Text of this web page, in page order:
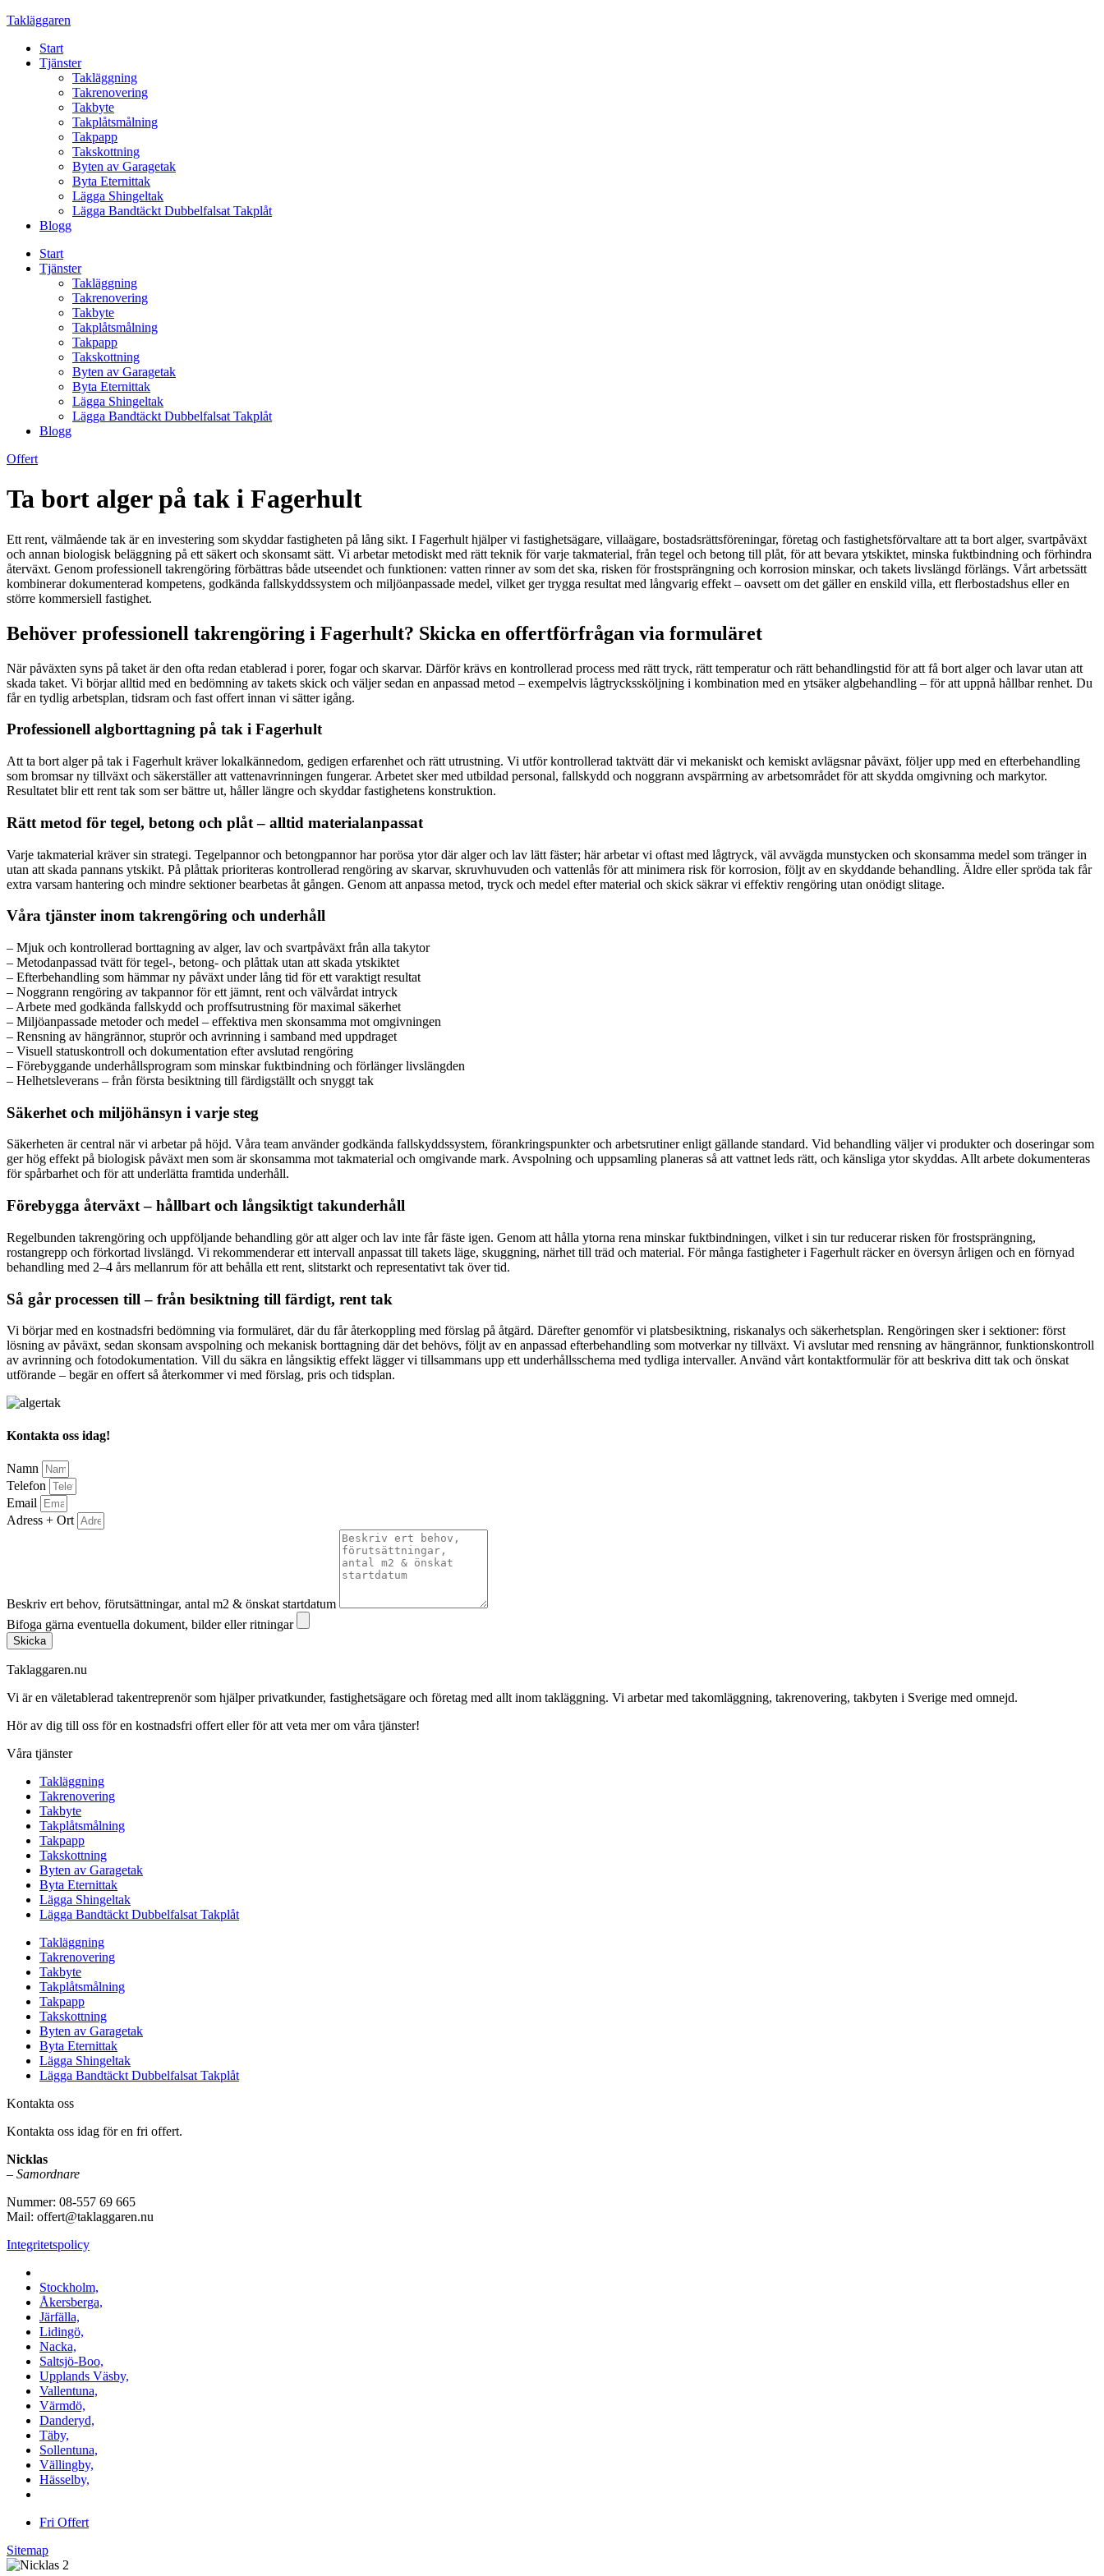
Skip
content
Takläggaren
Start
Tjänster
Takläggning
Takrenovering
Takbyte
Takplåtsmålning
Takpapp
Takskottning
Byten av Garagetak
Byta Eternittak
Lägga Shingeltak
Lägga Bandtäckt Dubbelfalsat Takplåt
Blogg
Start
Tjänster
Takläggning
Takrenovering
Takbyte
Takplåtsmålning
Takpapp
Takskottning
Byten av Garagetak
Byta Eternittak
Lägga Shingeltak
Lägga Bandtäckt Dubbelfalsat Takplåt
Blogg
Offert
Ta bort alger på tak i Fagerhult
Ett rent, välmående tak är en investering som skyddar fastigheten på lång sikt. I Fagerhult hjälper vi fastighetsägare, villaägare, bostadsrättsföreningar, företag och fastighetsförvaltare att ta bort alger, svartpåväxt
och annan biologisk beläggning på ett säkert och skonsamt sätt. Vi arbetar metodiskt med rätt teknik för varje takmaterial, från tegel och betong till plåt, för att bevara ytskiktet, minska fuktbindning och förhindra
återväxt. Genom professionell takrengöring förbättras både utseendet och funktionen: vatten rinner av som det ska, risken för frostsprängning och korrosion minskar, och takets livslängd förlängs. Vårt arbetssätt
kombinerar dokumenterad kompetens, godkända fallskyddssystem och miljöanpassade medel, vilket ger trygga resultat med långvarig effekt – oavsett om det gäller en enskild villa, ett flerbostadshus eller en
större kommersiell fastighet.
Behöver professionell takrengöring i Fagerhult? Skicka en offertförfrågan via formuläret
När påväxten syns på taket är den ofta redan etablerad i porer, fogar och skarvar. Därför krävs en kontrollerad process med rätt tryck, rätt temperatur och rätt behandlingstid för att få bort alger och lavar utan att
skada taket. Vi börjar alltid med en bedömning av takets skick och väljer sedan en anpassad metod – exempelvis lågtryckssköljning i kombination med en ytsäker algbehandling – för att uppnå hållbar renhet. Du
får en tydlig arbetsplan, tidsram och fast offert innan vi sätter igång.
Professionell algborttagning på tak i Fagerhult
Att ta bort alger på tak i Fagerhult kräver lokalkännedom, gedigen erfarenhet och rätt utrustning. Vi utför kontrollerad taktvätt där vi mekaniskt och kemiskt avlägsnar påväxt, följer upp med en efterbehandling
som bromsar ny tillväxt och säkerställer att vattenavrinningen fungerar. Arbetet sker med utbildad personal, fallskydd och noggrann avspärrning av arbetsområdet för att skydda omgivning och markytor.
Resultatet blir ett rent tak som ser bättre ut, håller längre och skyddar fastighetens konstruktion.
Rätt metod för tegel, betong och plåt – alltid materialanpassat
Varje takmaterial kräver sin strategi. Tegelpannor och betongpannor har porösa ytor där alger och lav lätt fäster; här arbetar vi oftast med lågtryck, väl avvägda munstycken och skonsamma medel som tränger in
utan att skada pannans ytskikt. På plåttak prioriteras kontrollerad rengöring av skarvar, skruvhuvuden och vattenlås för att minimera risk för korrosion, följt av en skyddande behandling. Äldre eller spröda tak får
extra varsam hantering och mindre sektioner bearbetas åt gången. Genom att anpassa metod, tryck och medel efter material och skick säkrar vi effektiv rengöring utan onödigt slitage.
Våra tjänster inom takrengöring och underhåll
– Mjuk och kontrollerad borttagning av alger, lav och svartpåväxt från alla takytor
– Metodanpassad tvätt för tegel-, betong- och plåttak utan att skada ytskiktet
– Efterbehandling som hämmar ny påväxt under lång tid för ett varaktigt resultat
– Noggrann rengöring av takpannor för ett jämnt, rent och välvårdat intryck
– Arbete med godkända fallskydd och proffsutrustning för maximal säkerhet
– Miljöanpassade metoder och medel – effektiva men skonsamma mot omgivningen
– Rensning av hängrännor, stuprör och avrinning i samband med uppdraget
– Visuell statuskontroll och dokumentation efter avslutad rengöring
– Förebyggande underhållsprogram som minskar fuktbindning och förlänger livslängden
– Helhetsleverans – från första besiktning till färdigställt och snyggt tak
Säkerhet och miljöhänsyn i varje steg
Säkerheten är central när vi arbetar på höjd. Våra team använder godkända fallskyddssystem, förankringspunkter och arbetsrutiner enligt gällande standard. Vid behandling väljer vi produkter och doseringar som
ger hög effekt på biologisk påväxt men som är skonsamma mot takmaterial och omgivande mark. Avspolning och uppsamling planeras så att vattnet leds rätt, och känsliga ytor skyddas. Allt arbete dokumenteras
för spårbarhet och för att underlätta framtida underhåll.
Förebygga återväxt – hållbart och långsiktigt takunderhåll
Regelbunden takrengöring och uppföljande behandling gör att alger och lav inte får fäste igen. Genom att hålla ytorna rena minskar fuktbindningen, vilket i sin tur reducerar risken för frostsprängning,
rostangrepp och förkortad livslängd. Vi rekommenderar ett intervall anpassat till takets läge, skuggning, närhet till träd och material. För många fastigheter i Fagerhult räcker en översyn årligen och en förnyad
behandling med 2–4 års mellanrum för att behålla ett rent, slitstarkt och representativt tak över tid.
Så går processen till – från besiktning till färdigt, rent tak
Vi börjar med en kostnadsfri bedömning via formuläret, där du får återkoppling med förslag på åtgärd. Därefter genomför vi platsbesiktning, riskanalys och säkerhetsplan. Rengöringen sker i sektioner: först
lösning av påväxt, sedan skonsam avspolning och mekanisk borttagning där det behövs, följt av en anpassad efterbehandling som motverkar ny tillväxt. Vi avslutar med rensning av hängrännor, funktionskontroll
av avrinning och fotodokumentation. Vill du säkra en långsiktig effekt lägger vi tillsammans upp ett underhållsschema med tydliga intervaller. Använd vårt kontaktformulär för att beskriva ditt tak och önskat
utförande – begär en offert så återkommer vi med förslag, pris och tidsplan.
Kontakta oss idag!
Namn
Telefon
Email
Adress + Ort
Beskriv ert behov, förutsättningar, antal m2 & önskat startdatum
Bifoga gärna eventuella dokument, bilder eller ritningar
Skicka
Taklaggaren.nu
Vi är en väletablerad takentreprenör som hjälper privatkunder, fastighetsägare och företag med allt inom takläggning. Vi arbetar med takomläggning, takrenovering, takbyten i Sverige med omnejd.
Hör av dig till oss för en kostnadsfri offert eller för att veta mer om våra tjänster!
Våra tjänster
Takläggning
Takrenovering
Takbyte
Takplåtsmålning
Takpapp
Takskottning
Byten av Garagetak
Byta Eternittak
Lägga Shingeltak
Lägga Bandtäckt Dubbelfalsat Takplåt
Takläggning
Takrenovering
Takbyte
Takplåtsmålning
Takpapp
Takskottning
Byten av Garagetak
Byta Eternittak
Lägga Shingeltak
Lägga Bandtäckt Dubbelfalsat Takplåt
Kontakta oss
Kontakta oss idag för en fri offert.
Nicklas
– Samordnare
Nummer: 08-557 69 665
Mail: offert@taklaggaren.nu
Integritetspolicy
Stockholm,
Åkersberga,
Järfälla,
Lidingö,
Nacka,
Saltsjö-Boo,
Upplands Väsby,
Vallentuna,
Värmdö,
Danderyd,
Täby,
Sollentuna,
Vällingby,
Hässelby,
Fri Offert
Sitemap